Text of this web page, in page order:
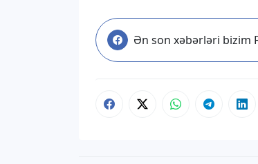
Ən son xəbərləri bizim